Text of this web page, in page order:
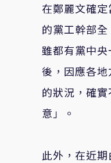
在鄭麗文確
的黨工幹部
雖都有黨中
後，因應各
的狀況，確
意」。
此外，在近